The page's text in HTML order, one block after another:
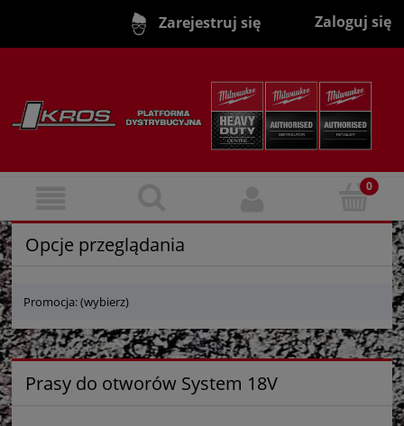
Zarejestruj się Zaloguj się
Opcje przeglądania
Promocja: (wybierz)
Prasy do otworów System 18V